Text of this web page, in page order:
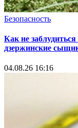
Безопасность
Как не
дзержинские
04.08.26 16:16